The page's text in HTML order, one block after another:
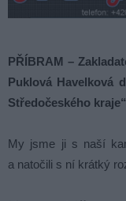
PŘÍBRAM –
Puklová Havelková
Středočeského
My jsme ji s naší
a natočili s ní krátký